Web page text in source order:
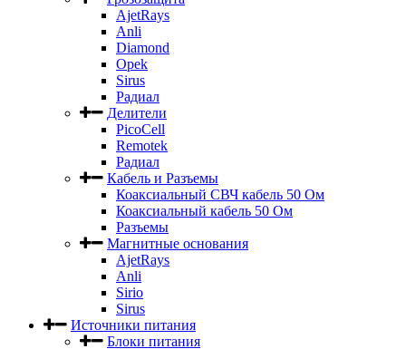
AjetRays
Anli
Diamond
Opek
Sirus
Радиал
Делители
PicoCell
Remotek
Радиал
Кабель и Разъемы
Коаксиальный СВЧ кабель 50 Ом
Коаксиальный кабель 50 Ом
Разъемы
Магнитные основания
AjetRays
Anli
Sirio
Sirus
Источники питания
Блоки питания